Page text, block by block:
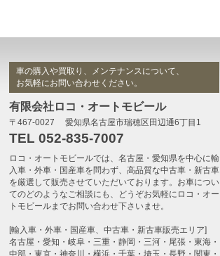
車の購入や買取り、メンテナンスについて、
お気軽にお問い合わせください。
有限会社ロコ・オートモビール
〒467-0027 愛知県名古屋市瑞穂区田辺通6丁目1
TEL 052-835-7007
ロコ・オートモビールでは、名古屋・愛知県を中心に輸
入車・外車・国産車を問わず、高品質な中古車・新古車
を厳選して販売させていただいております。お車につい
てのどのようなご相談にも、どうぞお気軽に ロコ・オー
トモビールまでお問い合わせ下さいませ。
[輸入車・外車・国産車、中古車・新古車販売エリア]
名古屋・愛知・岐阜・三重・静岡・三河・尾張・東海・
中部・東京・神奈川・横浜・千葉・埼玉・長野・関東・